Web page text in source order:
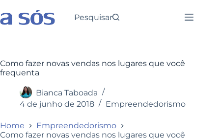
Pesquisar
Como fazer novas vendas nos lugares que você
frequenta
Bianca Taboada
4 de junho de 2018
Empreendedorismo
Home
Empreendedorismo
Como fazer novas vendas nos lugares que você